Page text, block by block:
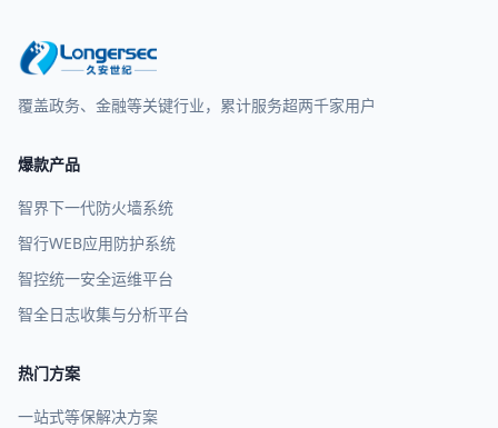
覆盖政务、金融等关键行业，累计服务超两千家用户
爆款产品
智界下一代防火墙系统
智行WEB应用防护系统
智控统一安全运维平台
智全日志收集与分析平台
热门方案
一站式等保解决方案